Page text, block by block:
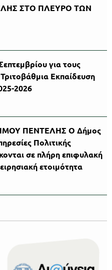
ΣΤΟ ΠΛΕΥΡΟ ΤΩΝ
για τους
Εκπαίδευση
2026
ΠΕΝΤΕΛΗΣ Ο Δήμος
Πολιτικής
σε πλήρη επιφυλακή
ετοιμότητα